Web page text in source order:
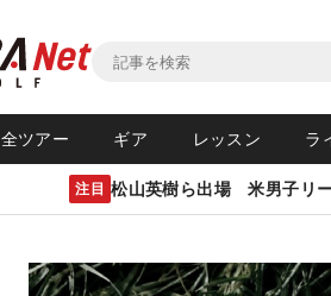
全ツアー ギア レッスン ラ
注目 松山英樹ら出場 米男子リ